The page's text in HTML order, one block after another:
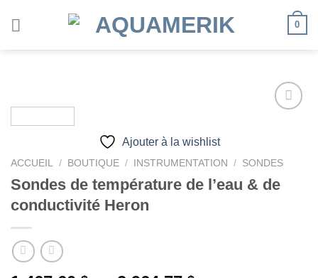
0
à la
Ajouter à la wishlist
ACCUEIL / BOUTIQUE / INSTRUMENTATION / SONDES
Sondes de température de l’eau & de
conductivité Heron